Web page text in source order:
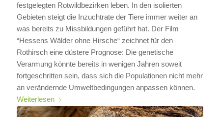
festgelegten Rotwildbezirken leben. In den isolierten
Gebieten steigt die Inzuchtrate der Tiere immer weiter an
was bereits zu Missbildungen geführt hat. Der Film
“Hessens Wälder ohne Hirsche“ zeichnet für den
Rothirsch eine düstere Prognose: Die genetische
Verarmung könnte bereits in wenigen Jahren soweit
fortgeschritten sein, dass sich die Populationen nicht mehr
an verändernde Umweltbedingungen anpassen können.
Weiterlesen